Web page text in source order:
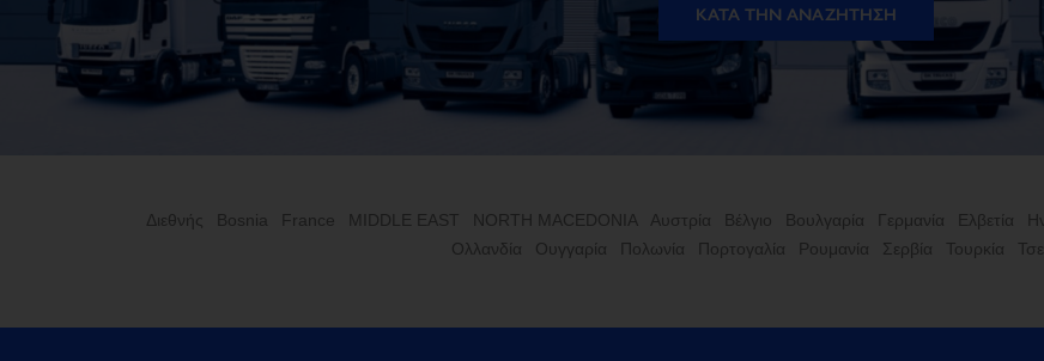
ΚΑΤΆ ΤΗΝ ΑΝΑΖΉΤΗΣΗ
Διεθνής Bosnia France MIDDLE EAST NORTH MACEDONIA Αυστρία Βέλγιο Βουλγαρία Γερμανία Ελβετία
Ολλανδία
Ουγγαρία Πολωνία Πορτογαλία Ρουμανία Σερβία Τουρκία